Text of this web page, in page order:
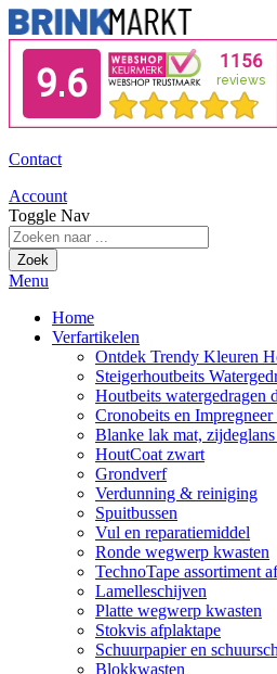
Contact
Account
Toggle Nav
Zoek
Menu
Home
Verfartikelen
Ontdek Trendy Kleuren
Steigerhoutbeits
Houtbeits watergedragen
Cronobeits en Impregneer
Blanke lak mat,
HoutCoat zwart
Grondverf
Verdunning & reiniging
Spuitbussen
Vul en reparatiemiddel
Ronde wegwerp kwasten
TechnoTape assortiment
Lamelleschijven
Platte wegwerp kwasten
Stokvis afplaktape
Schuurpapier en
Blokkwasten